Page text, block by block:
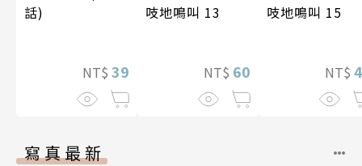
話)
NT$ 39
吱地鳴叫 13
NT$ 60
吱地鳴叫 15
NT$
寫真最新